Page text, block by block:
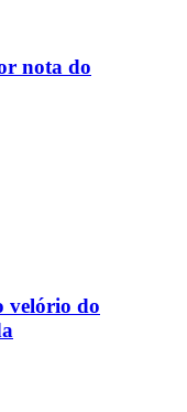
nota do
velório do